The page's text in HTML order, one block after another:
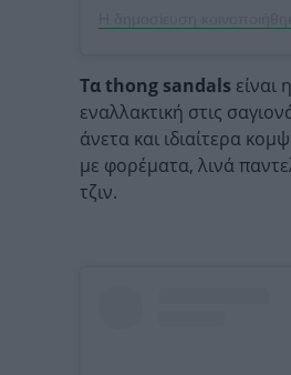
Τα thong sandals είναι
εναλλακτική στις
άνετα και ιδιαίτερα
με φορέματα, λινά
τζιν.